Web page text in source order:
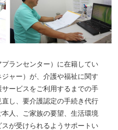
ランセンター）に在籍してい
ャー）が、介護や福祉に関す
ービスをご利用するまでの手
し、要介護認定の手続き代行
人、ご家族の要望、生活環境
が受けられるようサポートい